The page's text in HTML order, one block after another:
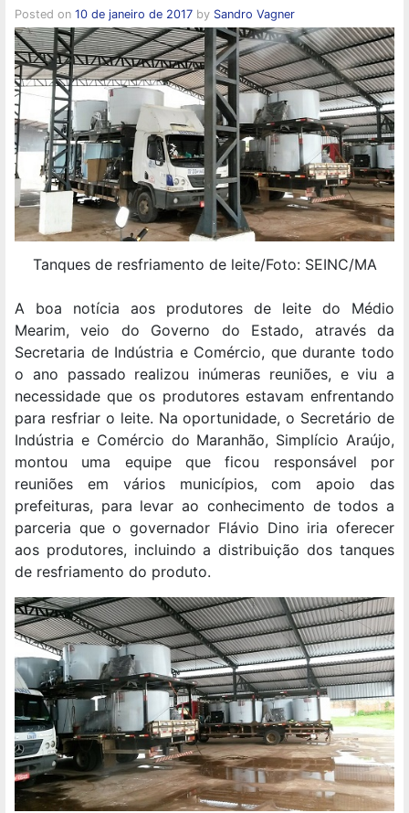
Posted on 10 de janeiro de 2017 by Sandro Vagner
Tanques de resfriamento de leite/Foto: SEINC/MA
A boa notícia aos produtores de leite do Médio
Mearim, veio do Governo do Estado, através da
Secretaria de Indústria e Comércio, que durante todo
o ano passado realizou inúmeras reuniões, e viu a
necessidade que os produtores estavam enfrentando
para resfriar o leite. Na oportunidade, o Secretário de
Indústria e Comércio do Maranhão, Simplício Araújo,
montou uma equipe que ficou responsável por
reuniões em vários municípios, com apoio das
prefeituras, para levar ao conhecimento de todos a
parceria que o governador Flávio Dino iria oferecer
aos produtores, incluindo a distribuição dos tanques
de resfriamento do produto.